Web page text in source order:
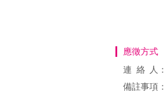
應徵方式
連絡
人：
備註事項：